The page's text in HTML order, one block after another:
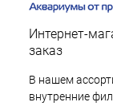
Интернет-
заказ
В нашем
внутренние